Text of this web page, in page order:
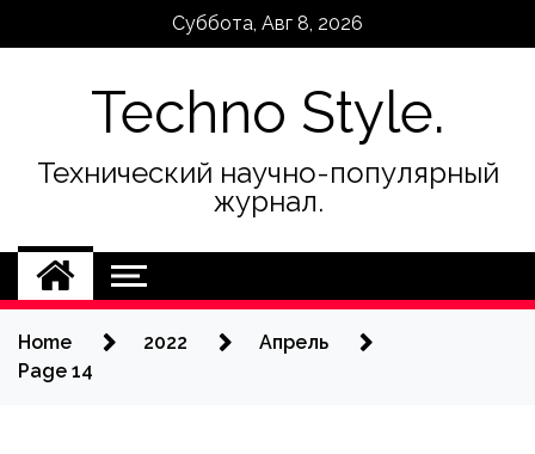
Суббота, Авг 8, 2026
Techno Style.
Технический научно-популярный
журнал.
Home 2022
Апрель
Page 14